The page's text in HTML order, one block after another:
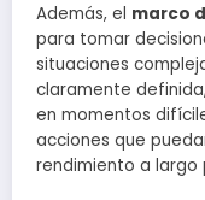
Además, el marco
para tomar
situaciones
claramente
en momentos
acciones que
rendimiento a largo